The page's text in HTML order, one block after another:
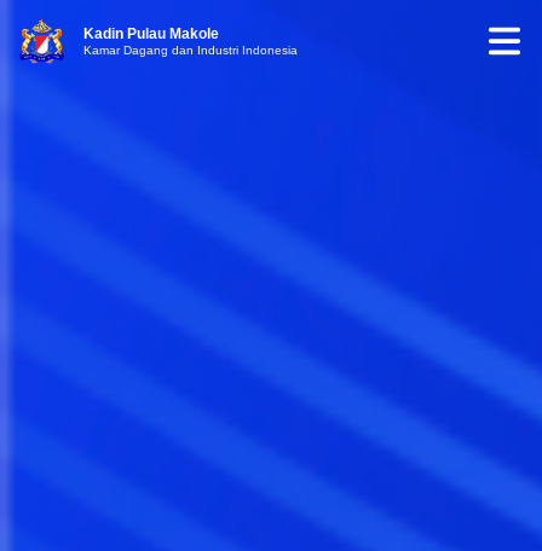
Kadin Pulau Makole
Kamar Dagang dan Industri Indonesia